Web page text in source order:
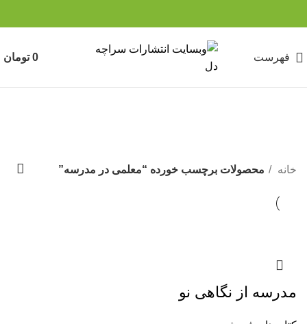
فهرست 0 تومان
دسته بندی ها
خانه محصولات برچسب خورده “معلمی در مدرسه”
مدرسه از نگاهی نو